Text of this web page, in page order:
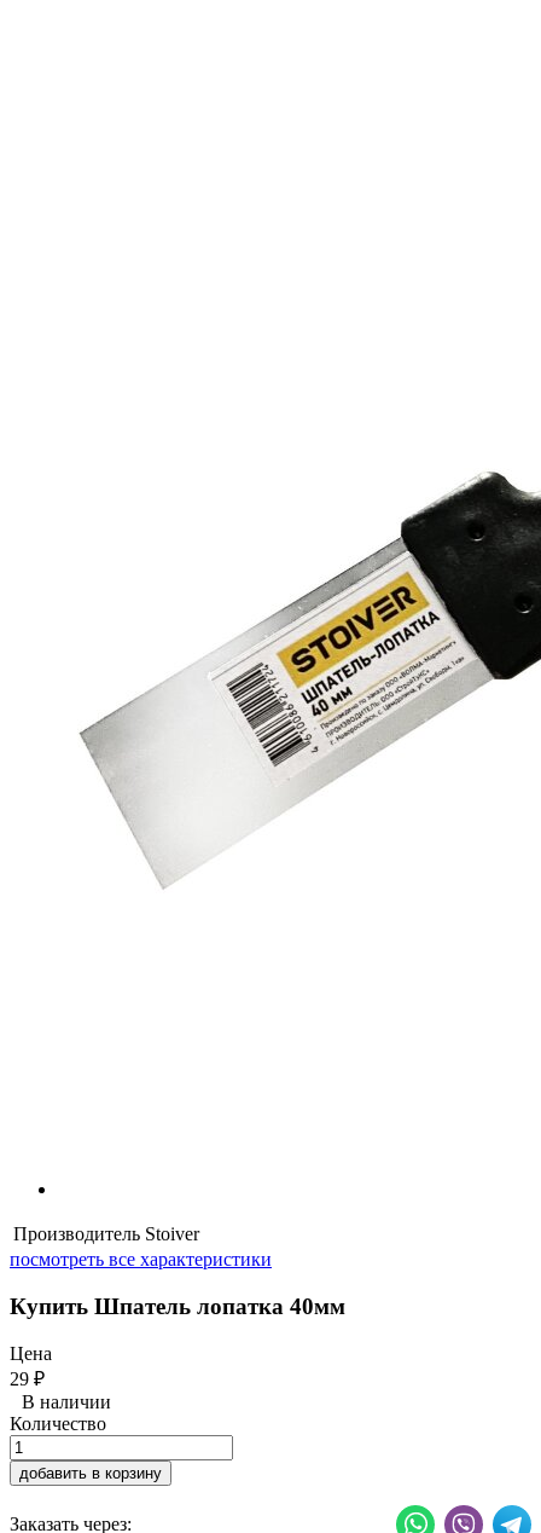
Производитель Stoiver
посмотреть все характеристики
Купить Шпатель лопатка 40мм
Цена
29 ₽
В наличии
Количество
добавить в корзину
Заказать через: